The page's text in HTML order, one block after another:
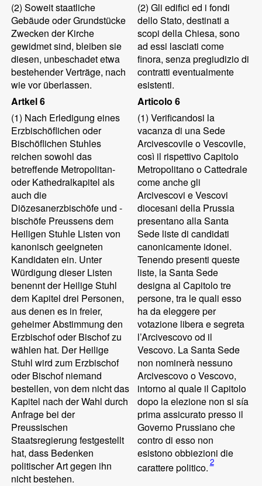
(2) Soweit staatliche
Gebäude oder Grundstücke
Zwecken der Kirche
gewidmet sind, bleiben sie
diesen, unbeschadet etwa
bestehender Verträge, nach
wie vor überlassen.
(2) Gli edifici ed i fondi
dello Stato, destinati a
scopi della Chiesa, sono
ad essi lasciati come
finora, senza pregiudizio di
contratti eventualmente
esistenti.
Artkel 6
Articolo 6
(1) Nach Erledigung eines
Erzbischöflichen oder
Bischöflichen Stuhles
reichen sowohl das
betreffende Metropolitan-
oder Kathedralkapitel als
auch die
Diözesanerzbischöfe und -
bischöfe Preussens dem
Heiligen Stuhle Listen von
kanonisch geeigneten
Kandidaten ein. Unter
Würdigung dieser Listen
benennt der Heilige Stuhl
dem Kapitel drei Personen,
aus denen es in freier,
geheimer Abstimmung den
Erzbischof oder Bischof zu
wählen hat. Der Heilige
Stuhl wird zum Erzbischof
oder Bischof niemand
bestellen, von dem nicht das
Kapitel nach der Wahl durch
Anfrage bei der
Preussischen
Staatsregierung festgestellt
hat, dass Bedenken
politischer Art gegen ihn
nicht bestehen.
(1) Verificandosi la
vacanza di una Sede
Arcivescovile o Vescovile,
così il rispettivo Capitolo
Metropolitano o Cattedrale
come anche gli
Arcivescovi e Vescovi
diocesani della Prussia
presentano alla Santa
Sede liste di candidati
canonicamente idonei.
Tenendo presenti queste
liste, la Santa Sede
designa al Capitolo tre
persone, tra le quali esso
ha da eleggere per
votazione libera e segreta
l’Arcivescovo od il
Vescovo. La Santa Sede
non nominerà nessuno
Arcivescovo o Vescovo,
intorno al quale il Capitolo
dopo la elezione non si sía
prima assicurato presso il
Governo Prussiano che
contro di esso non
esistono obbiezioni die
carattere politico. 2